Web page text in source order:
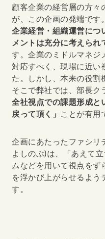
顧客企業の経営層の方々
が、この企画の発端です。
企業経営・組織運営につ
メントは充分に考えられ
す。企業のミドルマネジ
対応すべく、現場に近い
た。しかし、本来の役割
そこで弊社では、部長ク
全社視点での課題形成と
戻って頂く」 ことが有用
企画にあたったファシリ
よしのぶ)は、「あえて
ムなどを用いて視点をず
を浮かび上がらせるよう
す。